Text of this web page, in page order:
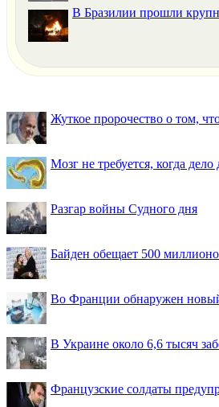
В Бразилии прошли
Жуткое пророчество о том,
Мозг не требуется, когда
Разгар войны Судного дня
Байден обещает 500
Во Франции обнаружен
В Украине около 6,6 тысяч
Французские солдаты